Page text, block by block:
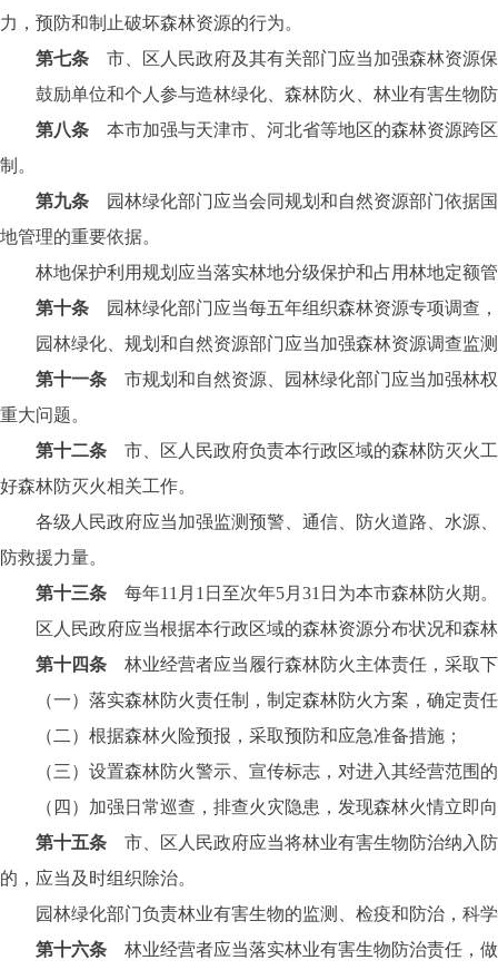
力，预防和制止破坏森林资源的行为。
第七条 市、区人民政府及其有关部门应当加强森林资源
鼓励单位和个人参与造林绿化、森林防火、林业有害生物防
第八条 本市加强与天津市、河北省等地区的森林资源跨
制。
第九条
园林绿化部门应当会同规划和自然资源部门依据
地管理的重要依据。
林地保护利用规划应当落实林地分级保护和占用林地定额管
第十条
园林绿化部门应当每五年组织森林资源专项调查
园林绿化、规划和自然资源部门应当加强森林资源调查监
第十一条 市规划和自然资源、园林绿化部门应当加强林
重大问题。
第十二条 市、区人民政府负责本行政区域的森林防灭火
好森林防灭火相关工作。
各级人民政府应当加强监测预警、通信、防火道路、水源、
防救援力量。
第十三条 每年11月1日至次年5月31日为本市森林防火期
区人民政府应当根据本行政区域的森林资源分布状况和森林
第十四条 林业经营者应当履行森林防火主体责任，采取
（一）落实森林防火责任制，制定森林防火方案，确定责
（二）根据森林火险预报，采取预防和应急准备措施；
（三）设置森林防火警示、宣传标志，对进入其经营范围的
（四）加强日常巡查，排查火灾隐患，发现森林火情立即向
第十五条 市、区人民政府应当将林业有害生物防治纳入
的，应当及时组织除治。
园林绿化部门负责林业有害生物的监测、检疫和防治，科学
第十六条 林业经营者应当落实林业有害生物防治责任，